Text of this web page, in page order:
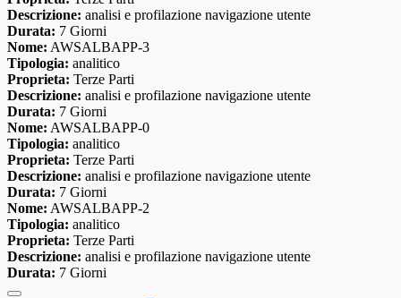
Descrizione: analisi e profilazione navigazione utente
Durata: 7 Giorni
Nome: AWSALBAPP-3
Tipologia: analitico
Proprieta: Terze Parti
Descrizione: analisi e profilazione navigazione utente
Durata: 7 Giorni
Nome: AWSALBAPP-0
Tipologia: analitico
Proprieta: Terze Parti
Descrizione: analisi e profilazione navigazione utente
Durata: 7 Giorni
Nome: AWSALBAPP-2
Tipologia: analitico
Proprieta: Terze Parti
Descrizione: analisi e profilazione navigazione utente
Durata: 7 Giorni